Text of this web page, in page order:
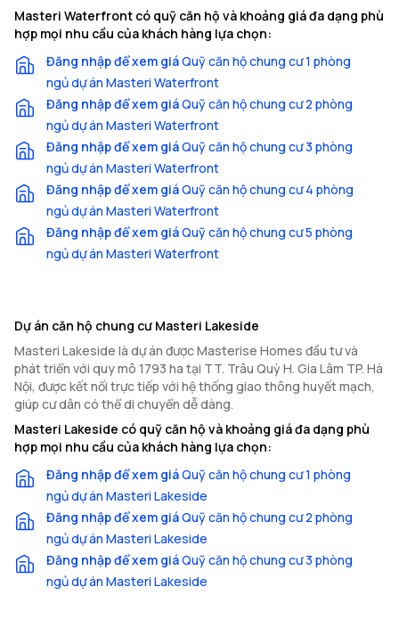
Masteri Waterfront có quỹ căn hộ và khoảng giá đa dạng phù
hợp mọi nhu cầu của khách hàng lựa chọn:
Đăng nhập để xem giáQuỹ căn hộ chung cư 1 phòng
ngủ dự án Masteri Waterfront
Đăng nhập để xem giáQuỹ căn hộ chung cư 2 phòng
ngủ dự án Masteri Waterfront
Đăng nhập để xem giáQuỹ căn hộ chung cư 3 phòng
ngủ dự án Masteri Waterfront
Đăng nhập để xem giáQuỹ căn hộ chung cư 4 phòng
ngủ dự án Masteri Waterfront
Đăng nhập để xem giáQuỹ căn hộ chung cư 5 phòng
ngủ dự án Masteri Waterfront
Dự án căn hộ chung cư Masteri Lakeside
Masteri Lakeside là dự án được Masterise Homes đầu tư và
phát triển với quy mô 1793 ha tại TT. Trâu Quỳ H. Gia Lâm TP. Hà
Nội, được kết nối trực tiếp với hệ thống giao thông huyết mạch,
giúp cư dân có thể di chuyển dễ dàng.
Masteri Lakeside có quỹ căn hộ và khoảng giá đa dạng phù
hợp mọi nhu cầu của khách hàng lựa chọn:
Đăng nhập để xem giáQuỹ căn hộ chung cư 1 phòng
ngủ dự án Masteri Lakeside
Đăng nhập để xem giáQuỹ căn hộ chung cư 2 phòng
ngủ dự án Masteri Lakeside
Đăng nhập để xem giáQuỹ căn hộ chung cư 3 phòng
ngủ dự án Masteri Lakeside